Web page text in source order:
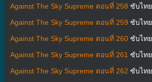
Against The Sky Supreme ตอนที่ 258 ซับไทย
Against The Sky Supreme ตอนที่ 259 ซับไทย
Against The Sky Supreme ตอนที่ 260ซับไทย
Against The Sky Supreme ตอนที่ 261 ซับไทย
Against The Sky Supreme ตอนที่ 262 ซับไทย